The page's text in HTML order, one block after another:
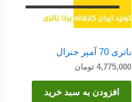
باتری 70 آمپر جنرال
4,775,000 تومان
افزودن به سبد خرید